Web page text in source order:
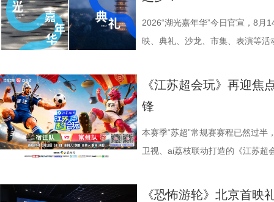
点，其个人命运与国家命运紧密
架，以“实业报国”为主轴，围绕
以充满张力的情节脉络再现丰满
集结顶尖创作力量，白玉兰
海潮生》汇聚了一众优秀主创。
之一，总导演王伟民执导过《孤
陈敏正担任造型指导、《天下长
慎欣担任本剧顾问。 在演员
翔雕塑，嘉宾们将登上128米亚洲
鸡湖全景，随后前往苏州当代美
动。夜幕降临，活动转场至圆融
节，参与者将获颁“觅缘通关证书
共同展示各打卡点特色风景。8月
与心动的城市漫游，一次《非诚
片11.png
力。 节目通过抢位赛、团队轮
方位检验少年们的综合素养。首
年凭借扎实数理基础与超快临场
料，掌握幻方、数独、杨辉三角
可直接解锁终极项目挑战专属
阵作为终极试炼的PBL项目挑战，
的知识全部投入实操应用，在任
典古诗词，实现数理逻辑与传统
达文化传媒公司联合主办，盐城
活动当天，众多知名编剧、导演
人齐聚一堂，共同见证文学与影
作，点亮IP改编新航向 作为本次
《小说月报》《小说月报·大字版
名文学期刊2024年第9期至2025
影视改编潜力的佳作，旨在为影
复评阶段共有18篇作品入围，涵
2026“湖光嘉年华”今日官宣，8月
映、典礼、沙龙、市集、表演等
「观看」「典礼」「理解」「生
连接的集体体验。 同步发布的主
步路线“雄鹰线”为灵感、以“雕刻
线路相映成趣，将为观众打开一
湖光嘉年华下属的「观看」单元
《江苏超会玩》再迎焦
锋
本赛季“苏超”常规赛赛程已然过
卫视、ai荔枝联动打造的《江苏超
袂为大家带来比赛的精彩解读。
《恐怖游轮》北京首映